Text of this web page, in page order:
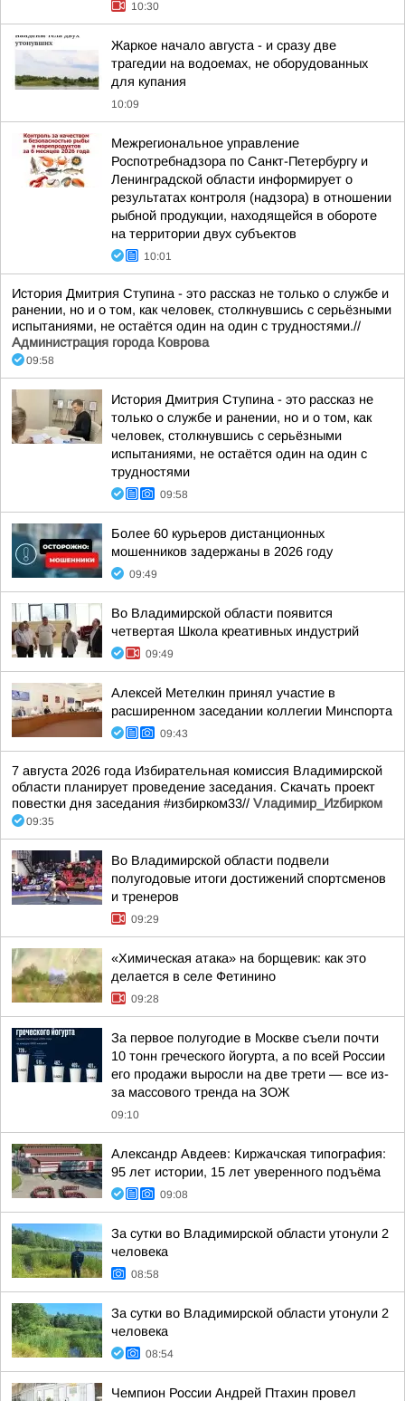
10:30
Жаркое начало августа - и сразу две
трагедии на водоемах, не оборудованных
для купания
10:09
Межрегиональное управление
Роспотребнадзора по Санкт-Петербургу и
Ленинградской области информирует о
результатах контроля (надзора) в отношении
рыбной продукции, находящейся в обороте
на территории двух субъектов
10:01
История Дмитрия Ступина - это рассказ не только о службе и
ранении, но и о том, как человек, столкнувшись с серьёзными
испытаниями, не остаётся один на один с трудностями.//
Администрация города Коврова
09:58
История Дмитрия Ступина - это рассказ не
только о службе и ранении, но и о том, как
человек, столкнувшись с серьёзными
испытаниями, не остаётся один на один с
трудностями
09:58
Более 60 курьеров дистанционных
мошенников задержаны в 2026 году
09:49
Во Владимирской области появится
четвертая Школа креативных индустрий
09:49
Алексей Метелкин принял участие в
расширенном заседании коллегии Минспорта
09:43
7 августа 2026 года Избирательная комиссия Владимирской
области планирует проведение заседания. Скачать проект
повестки дня заседания #избирком33// Vладимир_Иzбирком
09:35
Во Владимирской области подвели
полугодовые итоги достижений спортсменов
и тренеров
09:29
«Химическая атака» на борщевик: как это
делается в селе Фетинино
09:28
За первое полугодие в Москве съели почти
10 тонн греческого йогурта, а по всей России
его продажи выросли на две трети — все из-
за массового тренда на ЗОЖ
09:10
Александр Авдеев: Киржачская типография:
95 лет истории, 15 лет уверенного подъёма
09:08
За сутки во Владимирской области утонули 2
человека
08:58
За сутки во Владимирской области утонули 2
человека
08:54
Чемпион России Андрей Птахин провел